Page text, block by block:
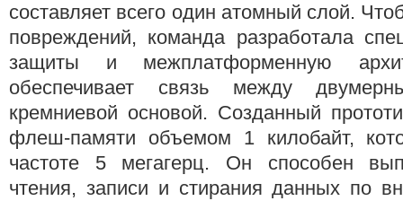
составляет всего один атомный слой.
повреждений, команда разработала
защиты и межплатформенную
обеспечивает связь между
кремниевой основой. Созданный
флеш-памяти объемом 1 килобайт,
частоте 5 мегагерц. Он способен
чтения, записи и стирания данных по